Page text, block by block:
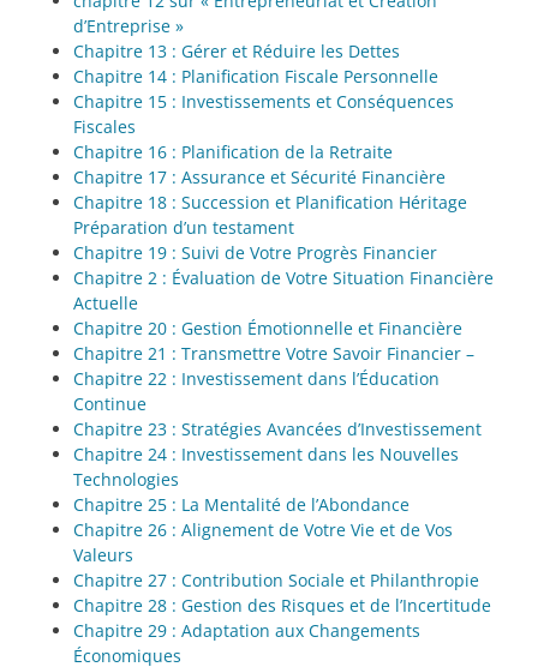
d’Entreprise »
Chapitre 13 : Gérer et Réduire les Dettes
Chapitre 14 : Planification Fiscale Personnelle
Chapitre 15 : Investissements et Conséquences
Fiscales
Chapitre 16 : Planification de la Retraite
Chapitre 17 : Assurance et Sécurité Financière
Chapitre 18 : Succession et Planification Héritage
Préparation d’un testament
Chapitre 19 : Suivi de Votre Progrès Financier
Chapitre 2 : Évaluation de Votre Situation Financière
Actuelle
Chapitre 20 : Gestion Émotionnelle et Financière
Chapitre 21 : Transmettre Votre Savoir Financier –
Chapitre 22 : Investissement dans l’Éducation
Continue
Chapitre 23 : Stratégies Avancées d’Investissement
Chapitre 24 : Investissement dans les Nouvelles
Technologies
Chapitre 25 : La Mentalité de l’Abondance
Chapitre 26 : Alignement de Votre Vie et de Vos
Valeurs
Chapitre 27 : Contribution Sociale et Philanthropie
Chapitre 28 : Gestion des Risques et de l’Incertitude
Chapitre 29 : Adaptation aux Changements
Économiques